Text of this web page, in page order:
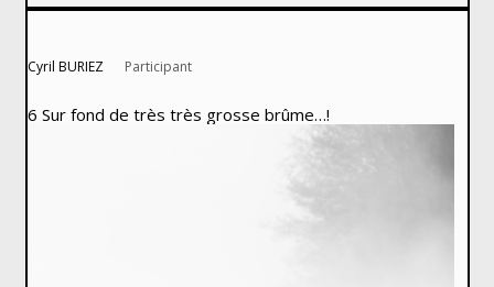
Cyril BURIEZ Participant
6 Sur fond de très très grosse brûme…!